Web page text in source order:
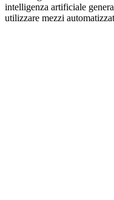
intelligenza artificiale
utilizzare mezzi